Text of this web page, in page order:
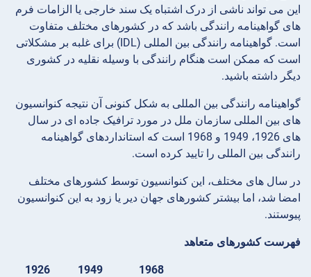
این می تواند ناشی از درک اشتباه یک سند خارجی یا الزامات فرم
های گواهینامه رانندگی باشد که در کشورهای مختلف متفاوت
است. گواهینامه رانندگی بین المللی (IDL) برای غلبه بر مشکلاتی
است که ممکن است هنگام رانندگی با وسیله نقلیه در کشوری
دیگر داشته باشید.
گواهینامه رانندگی بین المللی به شکل کنونی آن نتیجه کنوانسیون
های بین المللی سازمان ملل در مورد ترافیک جاده ای در سال
های 1926، 1949 و 1968 است که استانداردهای گواهینامه
رانندگی بین المللی را تایید کرده است.
در سال های مختلف، این کنوانسیون توسط کشورهای مختلف
امضا شد، اما بیشتر کشورهای جهان دیر یا زود به این کنوانسیون
پیوستند.
فهرست کشورهای متعاهد
1968
1949
1926